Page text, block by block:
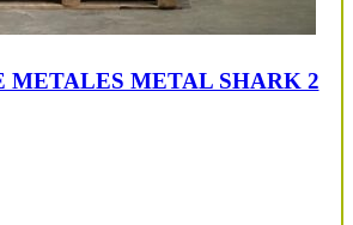
METALES METAL SHARK 2